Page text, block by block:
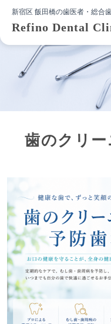
新宿区 飯田橋の歯医者・総合
Refino Dental
歯のクリ